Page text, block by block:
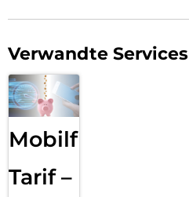
Verwandte Services
Mobilfunk
Tarif –